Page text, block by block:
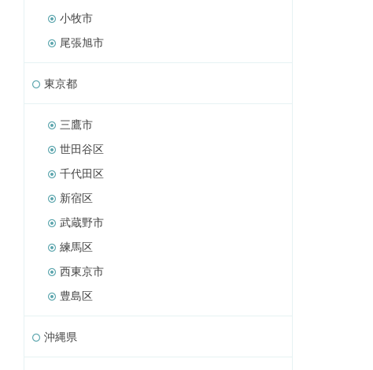
小牧市
尾張旭市
東京都
三鷹市
世田谷区
千代田区
新宿区
武蔵野市
練馬区
西東京市
豊島区
沖縄県